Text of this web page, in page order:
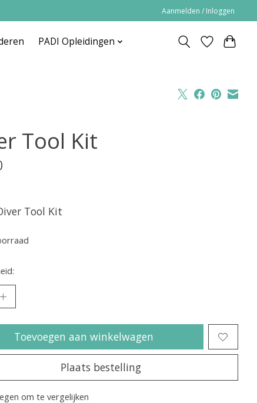
Aanmelden / Inloggen
PADI Opleidingen
Tool Kit
Tool Kit
Toevoegen aan winkelwagen
Plaats bestelling
om te vergelijken